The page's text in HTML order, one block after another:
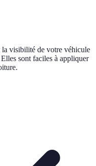
la visibilité de votre véhicule
sont faciles à appliquer